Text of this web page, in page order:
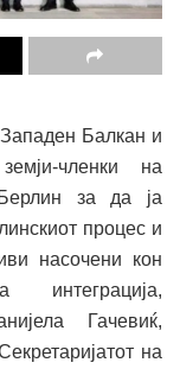
Балкан и
членки на
за да ја
процес и
насочени кон
интеграција,
Гачевиќ,
на